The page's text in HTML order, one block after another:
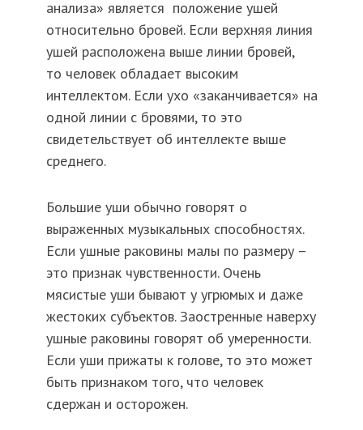
анализа» является положение ушей
относительно бровей. Если верхняя линия
ушей расположена выше линии бровей,
то человек обладает высоким
интеллектом. Если ухо «заканчивается» на
одной линии с бровями, то это
свидетельствует об интеллекте выше
среднего.
Большие уши обычно говорят о
выраженных музыкальных способностях.
Если ушные раковины малы по размеру –
это признак чувственности. Очень
мясистые уши бывают у угрюмых и даже
жестоких субъектов. Заостренные наверху
ушные раковины говорят об умеренности.
Если уши прижаты к голове, то это может
быть признаком того, что человек
сдержан и осторожен.